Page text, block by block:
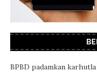
BPBD padamkan